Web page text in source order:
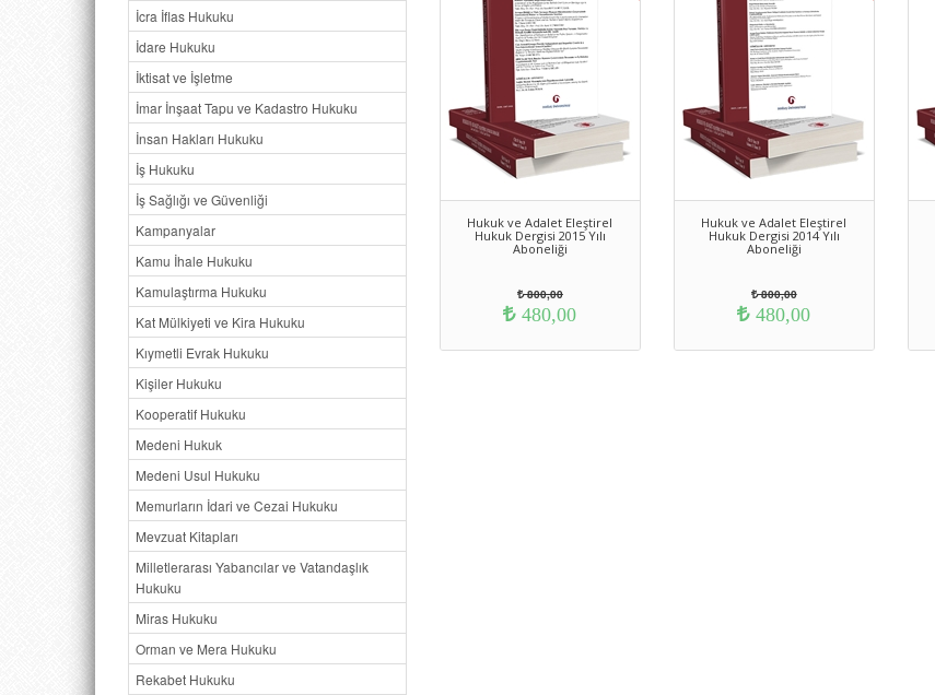
İcra İflas Hukuku
İdare Hukuku
İktisat ve İşletme
İmar İnşaat Tapu ve Kadastro Hukuku
İnsan Hakları Hukuku
İş Hukuku
İş Sağlığı ve Güvenliği
Kampanyalar
Kamu İhale Hukuku
Kamulaştırma Hukuku
Kat Mülkiyeti ve Kira Hukuku
Kıymetli Evrak Hukuku
Kişiler Hukuku
Kooperatif Hukuku
Medeni Hukuk
Medeni Usul Hukuku
Memurların İdari ve Cezai Hukuku
Mevzuat Kitapları
Milletlerarası Yabancılar ve Vatandaşlık
Hukuku
Miras Hukuku
Orman ve Mera Hukuku
Rekabet Hukuku
Hukuk ve Adalet Eleştirel
Hukuk Dergisi 2015 Yılı
Aboneliği
800,00
480,00
Hukuk ve Adalet Eleştirel
Hukuk Dergisi 2014 Yılı
Aboneliği
800,00
480,00